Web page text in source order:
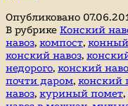
навоза!
Акция!
Перегной
150
руб.
мешок
Опубликовано
В рубрике Конский
навоз, компост,
конский навоз,
недорого, конский
почти даром, конский
навоз, куриный помет,